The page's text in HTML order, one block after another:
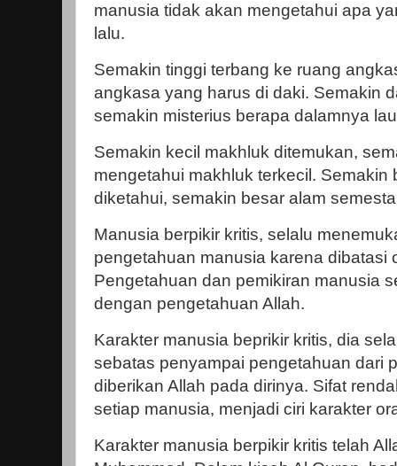
manusia tidak akan mengetahui apa
lalu.
Semakin tinggi terbang ke ruang
angkasa yang harus di daki. Semakin
semakin misterius berapa dalamnya
Semakin kecil makhluk ditemukan,
mengetahui makhluk terkecil. Semakin
diketahui, semakin besar alam
Manusia berpikir kritis, selalu
pengetahuan manusia karena dibatasi
Pengetahuan dan pemikiran manusia
dengan pengetahuan Allah.
Karakter manusia beprikir kritis, dia
sebatas penyampai pengetahuan dari
diberikan Allah pada dirinya. Sifat
setiap manusia, menjadi ciri karakter
Karakter manusia berpikir kritis telah